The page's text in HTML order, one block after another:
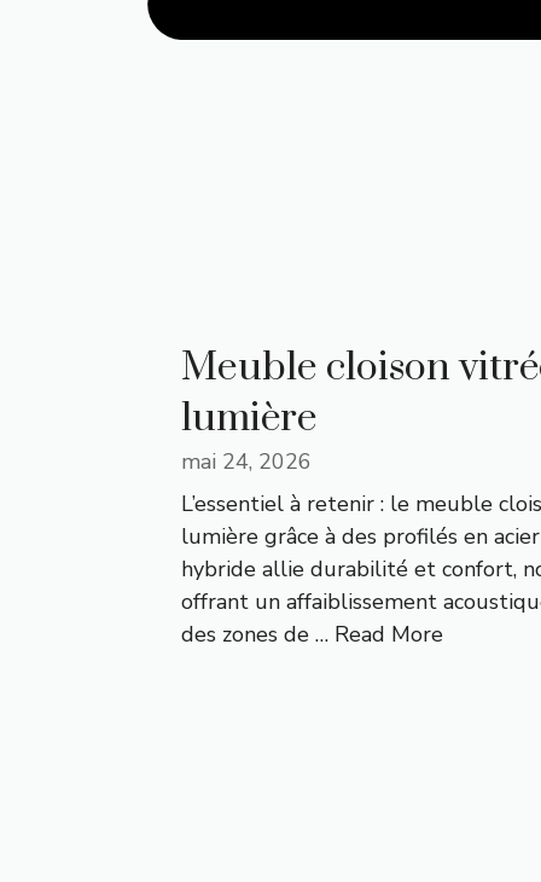
Meuble cloison
lumière
mai 24, 2026
L’essentiel à retenir : le meuble
lumière grâce à des profilés en
hybride allie durabilité et confort,
offrant un affaiblissement
des zones de … Read More